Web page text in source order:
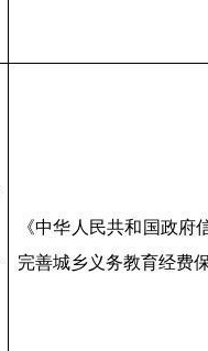
《中华人民共和国政
完善城乡义务教育经费